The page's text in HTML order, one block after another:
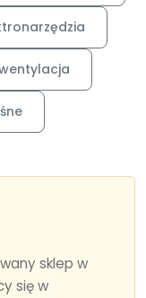
sklep w
się w